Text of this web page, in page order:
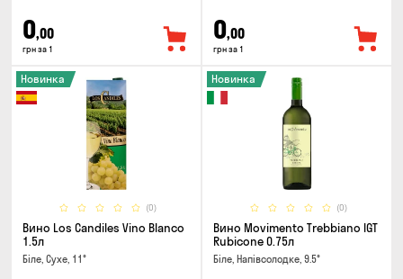
0,00
грн за 1
0,00
грн за 1
(0)
Новинка
Вино Los Candiles Vino Blanco
1.5л
Біле, Сухе, 11°
(0)
Новинка
Вино Movimento Trebbiano IGT
Rubicone 0.75л
Біле, Напівсолодке, 9.5°